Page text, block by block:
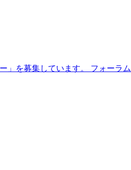
」を募集しています。 フォーラム